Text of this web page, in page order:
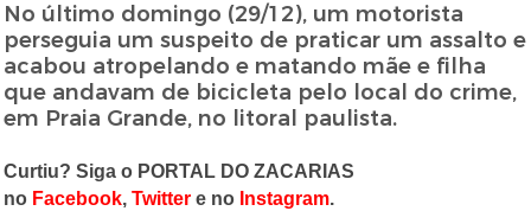
No último domingo (29/12), um motorista
perseguia um suspeito de praticar um assalto e
acabou atropelando e matando mãe e filha
que andavam de bicicleta pelo local do crime,
em Praia Grande, no litoral paulista.
Curtiu? Siga o PORTAL DO ZACARIAS
no Facebook,Twitter e no Instagram.